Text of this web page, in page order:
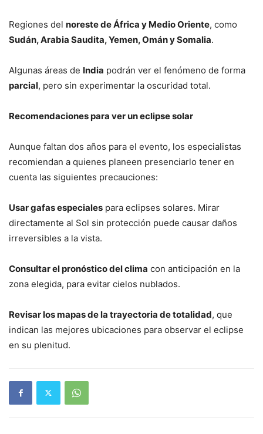
Regiones del noreste de África y Medio Oriente, como
Sudán, Arabia Saudita, Yemen, Omán y Somalia.
Algunas áreas de India podrán ver el fenómeno de forma
parcial, pero sin experimentar la oscuridad total.
Recomendaciones para ver un eclipse solar
Aunque faltan dos años para el evento, los especialistas
recomiendan a quienes planeen presenciarlo tener en
cuenta las siguientes precauciones:
Usar gafas especiales para eclipses solares. Mirar
directamente al Sol sin protección puede causar daños
irreversibles a la vista.
Consultar el pronóstico del clima con anticipación en la
zona elegida, para evitar cielos nublados.
Revisar los mapas de la trayectoria de totalidad, que
indican las mejores ubicaciones para observar el eclipse
en su plenitud.